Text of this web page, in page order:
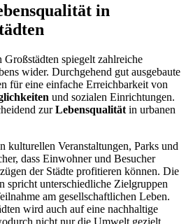
in
Großstädten spiegelt zahlreiche
wider. Durchgehend gut ausgebaute
für eine einfache Erreichbarkeit von
und sozialen Einrichtungen.
zurLebensqualität in urbanen
kulturellen Veranstaltungen, Parks und
dass Einwohner und Besucher
der Städte profitieren können. Die
spricht unterschiedliche Zielgruppen
am gesellschaftlichen Leben.
wird auch auf eine nachhaltige
nicht nur die Umwelt gezielt